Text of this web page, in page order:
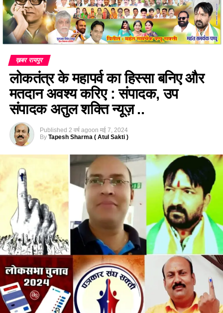
ख़बर रायपुर
लोकतंत्र के महापर्व का हिस्सा बनिए और
मतदान अवश्य करिए : संपादक, उप
संपादक अतुल शक्ति न्यूज़ ..
Published 2 वर्ष agoon मई 7, 2024
By Tapesh Sharma ( Atul Sakti )